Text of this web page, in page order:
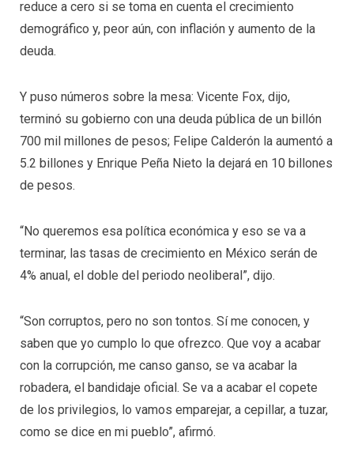
reduce a cero si se toma en cuenta el crecimiento
demográfico y, peor aún, con inflación y aumento de la
deuda.
Y puso números sobre la mesa: Vicente Fox, dijo,
terminó su gobierno con una deuda pública de un billón
700 mil millones de pesos; Felipe Calderón la aumentó a
5.2 billones y Enrique Peña Nieto la dejará en 10 billones
de pesos.
“No queremos esa política económica y eso se va a
terminar, las tasas de crecimiento en México serán de
4% anual, el doble del periodo neoliberal”, dijo.
“Son corruptos, pero no son tontos. Sí me conocen, y
saben que yo cumplo lo que ofrezco. Que voy a acabar
con la corrupción, me canso ganso, se va acabar la
robadera, el bandidaje oficial. Se va a acabar el copete
de los privilegios, lo vamos emparejar, a cepillar, a tuzar,
como se dice en mi pueblo”, afirmó.